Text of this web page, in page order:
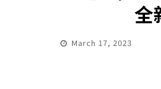
全
March 17, 2023